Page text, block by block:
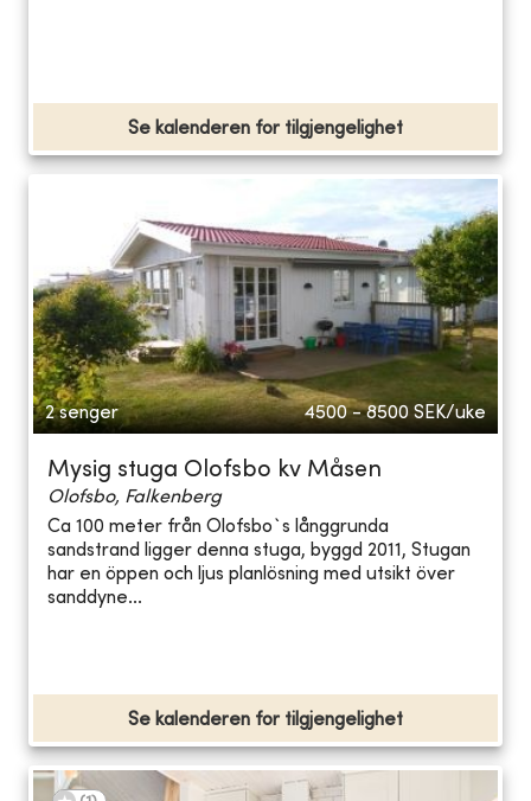
Se kalenderen for tilgjengelighet
2 senger 4500 - 8500 SEK/uke
Mysig stuga Olofsbo kv Måsen
Olofsbo, Falkenberg
Ca 100 meter från Olofsbo`s långgrunda
sandstrand ligger denna stuga, byggd 2011, Stugan
har en öppen och ljus planlösning med utsikt över
sanddyne...
Se kalenderen for tilgjengelighet